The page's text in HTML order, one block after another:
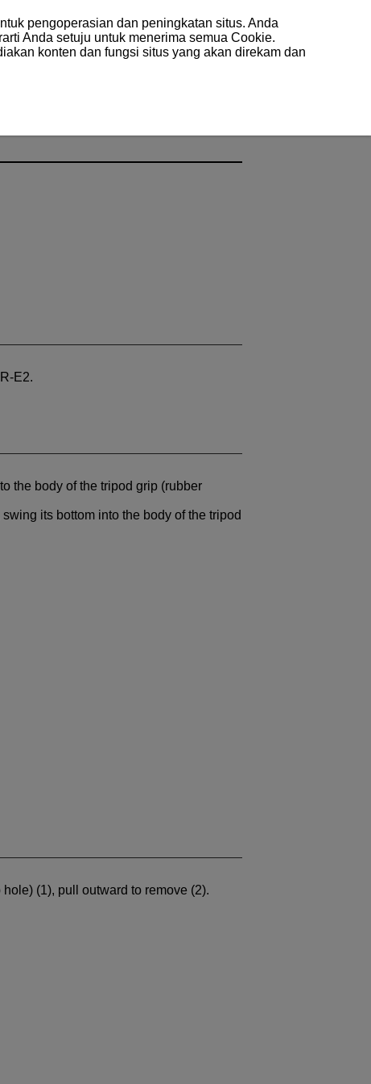
E2.
the body of the tripod grip (rubber
its bottom into the body of the tripod
hole) (1), pull outward to remove (2).
pengoperasian dan peningkatan situs. Anda
Anda setuju untuk menerima semua Cookie.
konten dan fungsi situs yang akan direkam dan